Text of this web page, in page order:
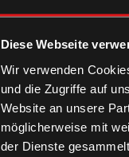
Diese Webseite
Wir verwenden
und die Zugriffe auf
Website an unsere
möglicherweise mit
der Dienste